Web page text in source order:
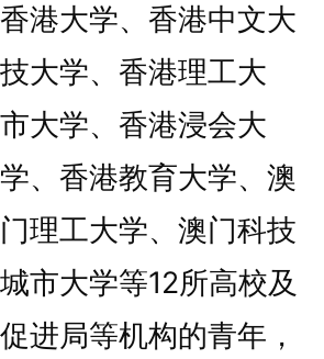
港大学、香港中文大
大学、香港理工大
大学、香港浸会大
、香港教育大学、澳
理工大学、澳门科技
市大学等12所高校及
进局等机构的青年，